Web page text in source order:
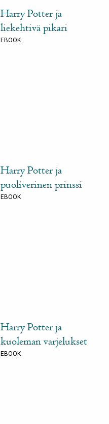
Harry Potter ja
liekehtivä pikari
EBOOK
Harry Potter ja
puoliverinen prinssi
EBOOK
Harry Potter ja
kuoleman varjelukset
EBOOK